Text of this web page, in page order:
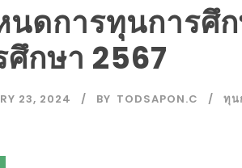
นดการทุนการศึ
ศึกษา 2567
23, 2024 BY TODSAPON.C ทุน